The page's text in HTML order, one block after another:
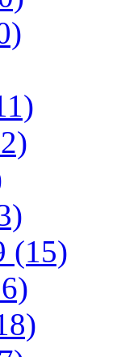
(15)